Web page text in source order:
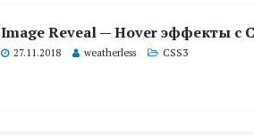
Image Reveal — Hover эффекты с
27.11.2018 weatherless CSS3